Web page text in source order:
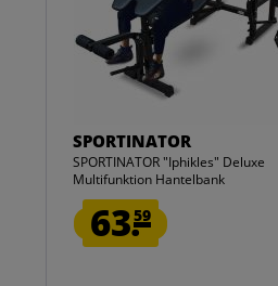
SPORTINATOR
SPORTINATOR "Iphikles" Deluxe
Multifunktion Hantelbank
63.59